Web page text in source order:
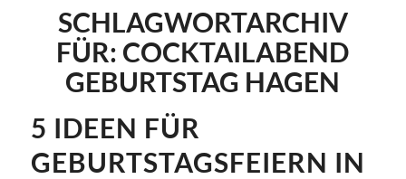
SCHLAGWORTARCHIV
FÜR: COCKTAILABEND
GEBURTSTAG HAGEN
5 IDEEN FÜR
GEBURTSTAGSFEIERN IN